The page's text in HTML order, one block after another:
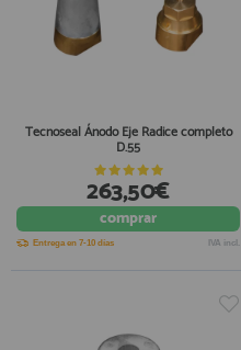
Tecnoseal Ánodo Eje Radice completo
D.55
263,50€
comprar
Entrega en 7-10 días IVA incl.